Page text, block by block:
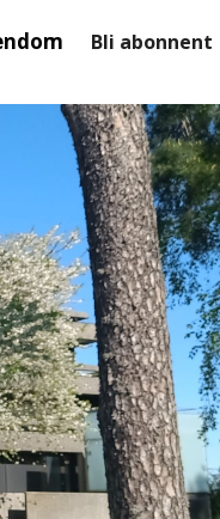
Bli abonnent